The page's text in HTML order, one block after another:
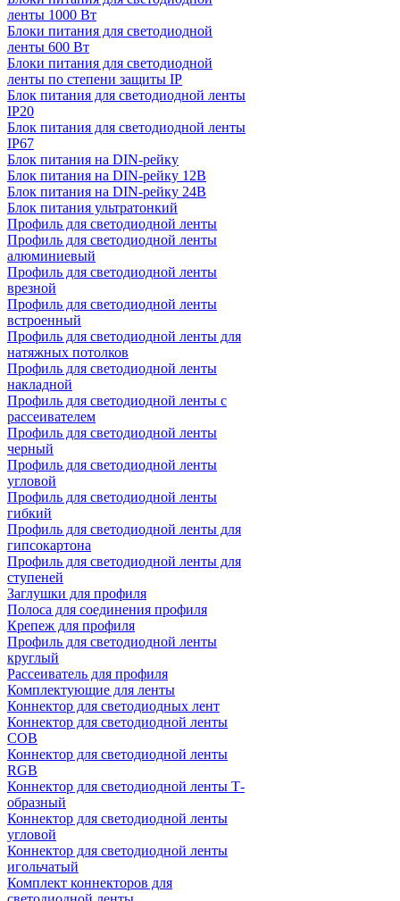
ленты 1000 Вт
Блоки питания для светодиодной
ленты 600 Вт
Блоки питания для светодиодной
ленты по степени защиты IP
Блок питания для светодиодной ленты
IP20
Блок питания для светодиодной ленты
IP67
Блок питания на DIN-рейку
Блок питания на DIN-рейку 12В
Блок питания на DIN-рейку 24В
Блок питания ультратонкий
Профиль для светодиодной ленты
Профиль для светодиодной ленты
алюминиевый
Профиль для светодиодной ленты
врезной
Профиль для светодиодной ленты
встроенный
Профиль для светодиодной ленты для
натяжных потолков
Профиль для светодиодной ленты
накладной
Профиль для светодиодной ленты с
рассеивателем
Профиль для светодиодной ленты
черный
Профиль для светодиодной ленты
угловой
Профиль для светодиодной ленты
гибкий
Профиль для светодиодной ленты для
гипсокартона
Профиль для светодиодной ленты для
ступеней
Заглушки для профиля
Полоса для соединения профиля
Крепеж для профиля
Профиль для светодиодной ленты
круглый
Рассеиватель для профиля
Комплектующие для ленты
Коннектор для светодиодных лент
Коннектор для светодиодной ленты
COB
Коннектор для светодиодной ленты
RGB
Коннектор для светодиодной ленты Т-
образный
Коннектор для светодиодной ленты
угловой
Коннектор для светодиодной ленты
игольчатый
Комплект коннекторов для